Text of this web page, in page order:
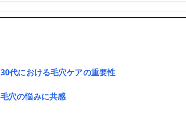
30代における毛穴ケアの重要性
毛穴の悩みに共感